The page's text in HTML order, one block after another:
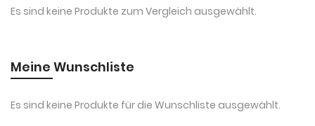
Es sind keine Produkte zum Vergleich ausgewählt.
Meine Wunschliste
Es sind keine Produkte für die Wunschliste ausgewählt.